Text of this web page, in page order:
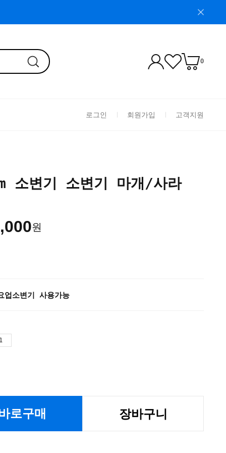
0
로그인 회원가입 고객지원
소변기 소변기 마개/사라
원
업소변기 사용가능
로구매 장바구니